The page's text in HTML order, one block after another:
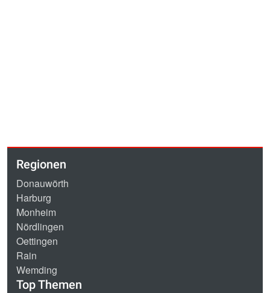
Regionen
Donauwörth
Harburg
Monheim
Nördlingen
Oettingen
Rain
Wemding
Top Themen